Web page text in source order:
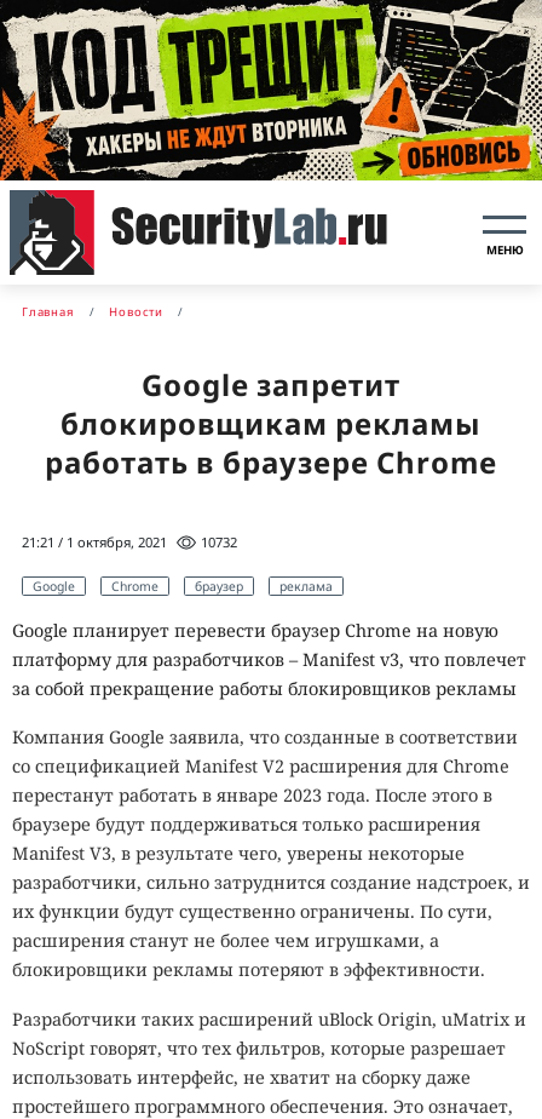
МЕНЮ
Главная Новости
Google запретит
блокировщикам рекламы
работать в браузере Chrome
21:21 / 1 октября, 2021 10732
Google Chrome браузер реклама
Google планирует перевести браузер Chrome на новую
платформу для разработчиков – Manifest v3, что повлечет
за собой прекращение работы блокировщиков рекламы
Компания Google заявила, что созданные в соответствии
со спецификацией Manifest V2 расширения для Chrome
перестанут работать в январе 2023 года. После этого в
браузере будут поддерживаться только расширения
Manifest V3, в результате чего, уверены некоторые
разработчики, сильно затруднится создание надстроек, и
их функции будут существенно ограничены. По сути,
расширения станут не более чем игрушками, а
блокировщики рекламы потеряют в эффективности.
Разработчики таких расширений uBlock Origin, uMatrix и
NoScript говорят, что тех фильтров, которые разрешает
использовать интерфейс, не хватит на сборку даже
простейшего программного обеспечения. Это означает,